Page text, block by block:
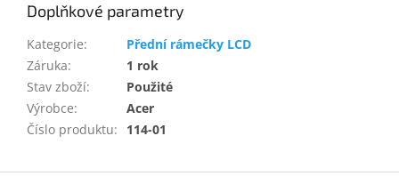
Doplňkové parametry
Kategorie:
Přední rámečky LCD
Záruka:
1 rok
Stav zboží:
Použité
Výrobce:
Acer
Číslo produktu: 114-01